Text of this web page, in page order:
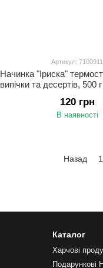
Артикул: 7100911
Начинка "Іриска"
випічки та десертів,
120 грн
В наявності
Назад 1
Каталог
Харчові
Подарункові